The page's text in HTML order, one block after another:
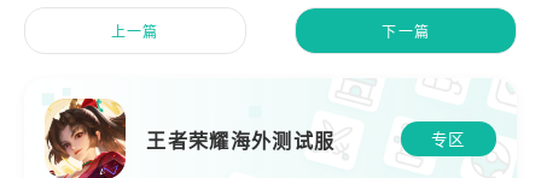
上一篇 下一篇
王者荣耀海外测试服 专区